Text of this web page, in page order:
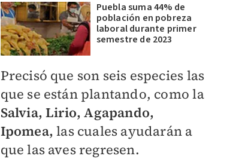
Puebla suma 44% de
población en pobreza
laboral durante primer
semestre de 2023
Precisó que son seis especies las
que se están plantando, como la
Salvia, Lirio, Agapando,
Ipomea, las cuales ayudarán a
que las aves regresen.